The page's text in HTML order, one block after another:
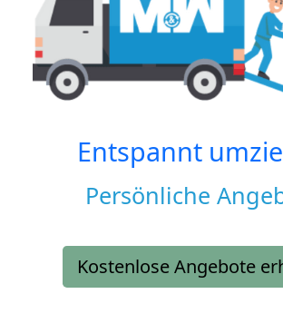
Entspannt
Persönliche
Kostenlose Angebote